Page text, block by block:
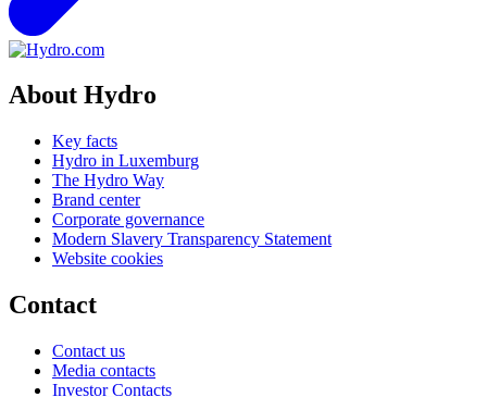
About Hydro
Key facts
Hydro in Luxemburg
The Hydro Way
Brand center
Corporate governance
Modern Slavery Transparency Statement
Website cookies
Contact
Contact us
Media contacts
Investor Contacts